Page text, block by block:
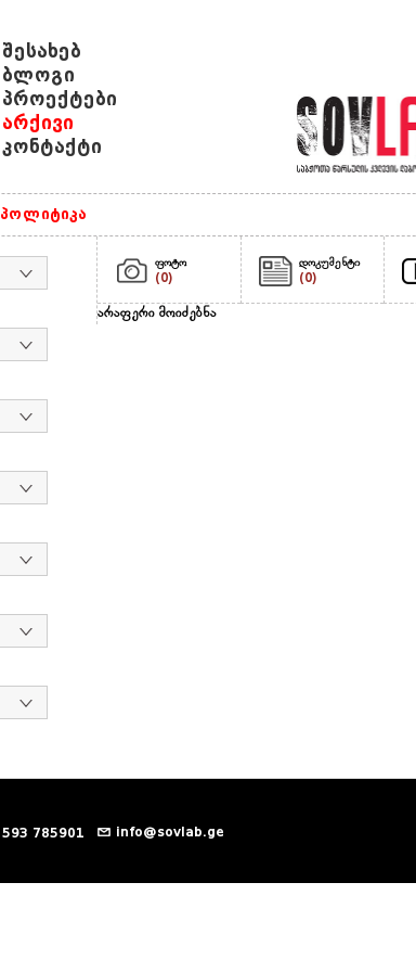
შესახებ
ბლოგი
პროექტები
არქივი
კონტაქტი
პოლიტიკა
ფოტო
(0)
დოკუმენტი
(0)
არაფერი მოიძებნა
593 785901 info@sovlab.ge